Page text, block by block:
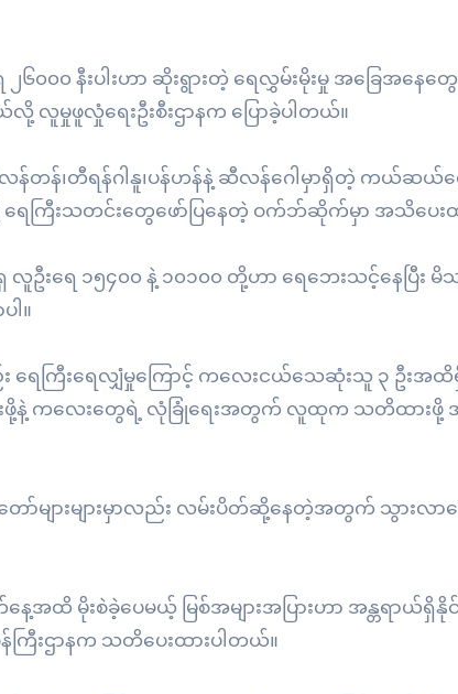
၀၀၀ နီးပါးဟာ ဆိုးရွားတဲ့ ရေလွှမ်းမိုးမှု အခြေအနေတွေ
လူမှုဖူလှုံရေးဦးစီးဌာနက ပြောခဲ့ပါတယ်။
တန်၊တီရန်ဂါနူ၊ပန်ဟန်နဲ့ ဆီလန်ဂေါမှာရှိတဲ့ ကယ်ဆယ်ရေး
ကြီးသတင်းတွေဖော်ပြနေတဲ့ ဝက်ဘ်ဆိုက်မှာ အသိပေးထ
ရေ ၁၅၄၀၀ နဲ့ ၁၀၁၀၀ တို့ဟာ ရေဘေးသင့်နေပြီး မိသာ
ါ။
ရေကြီးရေလျှံမှုကြောင့် ကလေးငယ်သေဆုံးသူ ၃ ဦး
းဖို့နဲ့ ကလေးတွေရဲ့ လုံခြုံရေးအတွက် လူထုက သတိထားဖို့
ော်များများမှာလည်း လမ်းပိတ်ဆို့နေတဲ့အတွက် သွားလ
ထိ မိုးစဲခဲ့ပေမယ့် မြစ်အများအပြားဟာ အန္တရာယ်ရှိနို
ကြီးဌာနက သတိပေးထားပါတယ်။